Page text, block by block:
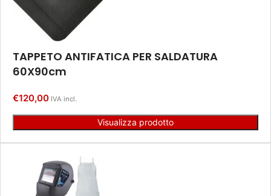
TAPPETO ANTIFATICA PER SALDATURA
60X90cm
€120,00 IVA incl.
Visualizza prodotto